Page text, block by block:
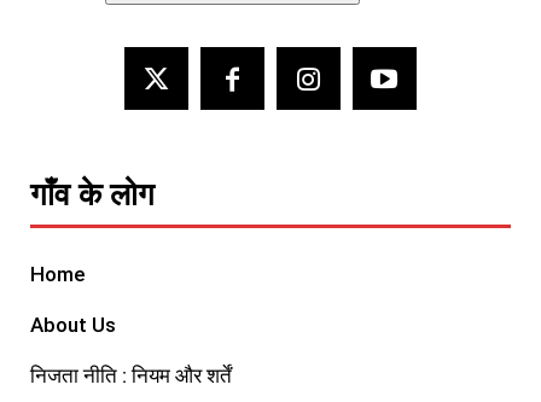
गाँव के लोग
Home
About Us
निजता नीति : नियम और शर्तें